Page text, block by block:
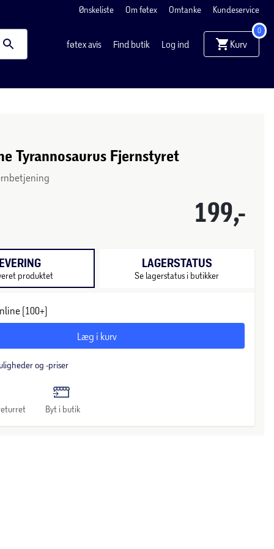
Ønskeliste Om føtex Omtanke Kundeservice
føtex avis Find butik Log ind Kurv
0
Tyrannosaurus Fjernstyret
199,-
produktet
LAGERSTATUS
Se lagerstatus i butikker
(100+)
Læg i kurv
og -priser
Byt i butik